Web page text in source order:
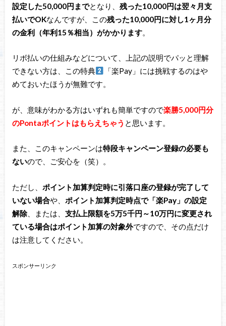
設定した50,000円までとなり、 残った10,000円は翌々月支
払いでOKなんですが、この残った10,000円に対し1ヶ月分
の金利（年利15％相当）がかかります。
リボ払いの仕組みなどについて、上記の説明でパッと理解
できない方は、この特典
「楽Pay」には挑戦するのはや
めておいたほうが無難です。
が、意味がわかる方はいずれも簡単ですので楽勝5,000円分
のPontaポイントはもらえちゃう と思います。
また、このキャンペーンは特段キャンペーン登録の必要も
ないので、ご安心を（笑）。
ただし、 ポイント加算判定時に引落口座の登録が完了して
いない場合や、 ポイント加算判定時点で「楽Pay」の設定
解除、または、 支払上限額を5万5千円～10万円に変更され
ている場合はポイント加算の対象外ですので、その点だけ
は注意してください。
スポンサーリンク